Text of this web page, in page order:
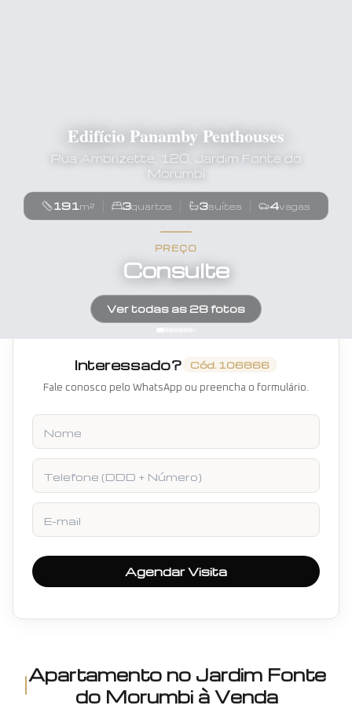
Edifício Panamby Penthouses
Rua Ambrizette, 120, Jardim Fonte do
Morumbi
191m² 3quartos 3suítes 4vagas
PREÇO
Consulte
Ver todas as 28fotos
Apartamento no Jardim Fonte
do Morumbi à Venda
Interessado? Cód. 106866
Fale conosco pelo WhatsApp ou preencha o formulário.
Nome
Telefone
E-mail
Agendar Visita